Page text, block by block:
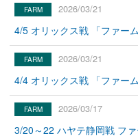
2026/03/21
4/5 オリックス戦 「ファー
2026/03/21
4/4 オリックス戦 「ファー
2026/03/17
3/20～22 ハヤテ静岡戦 フ